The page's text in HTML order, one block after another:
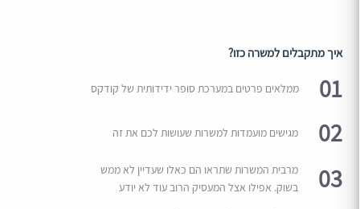
איך מתקבלים למשרה כזו?
01 ממלאים פרטים במערכת סופר ידידותית של קודקס
02 מגישים מועמדות למשרות שעושות לכם את זה
03
מרבית המשרות שתראו הם כאלו שעדיין לא ממש
בשוק. אפילו אצל המעסיק הרוב עוד לא יודע